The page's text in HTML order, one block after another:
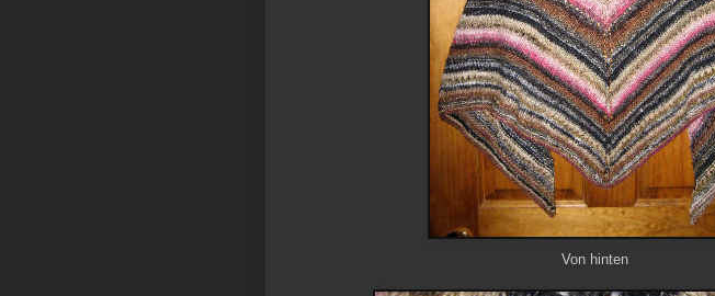
Von hinten